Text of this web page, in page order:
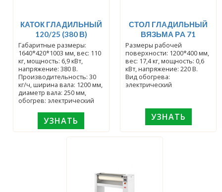
КАТОК ГЛАДИЛЬНЫЙ
120/25 (380 В)
Габаритные размеры:
1640*420*1003 мм, вес: 110
кг, мощность: 6,9 кВт,
напряжение: 380 В.
Производительность: 30
кг/ч, ширина вала: 1200 мм,
диаметр вала: 250 мм,
обогрев: электрический
УЗНАТЬ
СТОЛ ГЛАДИЛЬНЫЙ
ВЯЗЬМА РA 71
Размеры рабочей
поверхности: 1200*400 мм,
вес: 17,4 кг, мощность: 0,6
кВт, напряжение: 220 В.
Вид обогрева:
электрический
УЗНАТЬ